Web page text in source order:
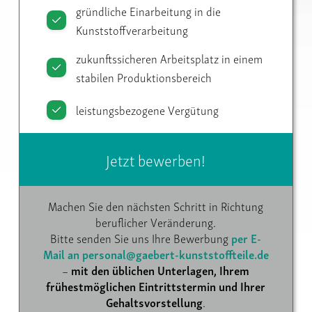
gründliche Einarbeitung in die
Kunststoffverarbeitung
zukunftssicheren Arbeitsplatz in einem
stabilen Produktionsbereich
leistungsbezogene Vergütung
Jetzt bewerben!
Machen Sie den nächsten Schritt in Richtung
beruflicher Veränderung.
Bitte senden Sie uns Ihre Bewerbungper E-
Mail an personal@gaebert-kunststoffteile.de
– mit den üblichen Unterlagen, Ihrem
frühestmöglichen Eintrittstermin und Ihrer
Gehaltsvorstellung.